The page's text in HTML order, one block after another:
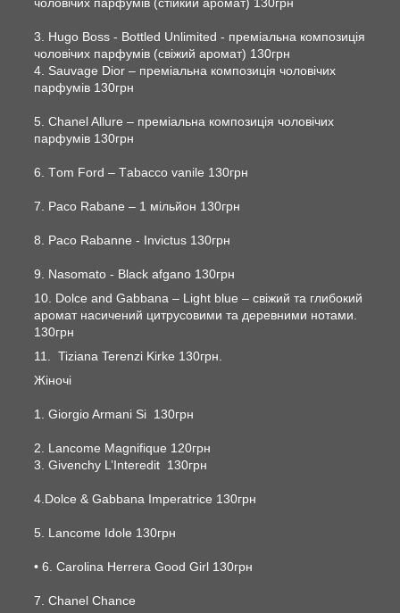
3. Hugo Boss - Bottled Unlimited - преміальна композиція
чоловічих парфумів (свіжий аромат) 130грн
4. Sauvage Dior – преміальна композиція чоловічих
парфумів 130грн
5. Chanel Allure – преміальна композиція чоловічих
парфумів 130грн
6. Тom Ford – Тabacco vanile 130грн
7. Paco Rabane – 1 мільйон 130грн
8. Paco Rabanne - Invictus 130грн
9. Nasomato - Black afgano 130грн
10. Dolce and Gabbana – Light blue – свіжий та глибокий
аромат насичений цитрусовими та деревними нотами.
130грн
11. Tiziana Terenzi Kirke 130грн.
Жіночі
1. Giorgio Armani Si 130грн
2. Lancome Magnifique 120грн
3. Givenchy L’Interedit 130грн
4.Dolce & Gabbana Imperatrice 130грн
5. Lancome Idole 130грн
• 6. Carolina Herrera Good Girl 130грн
7. Chanel Chance